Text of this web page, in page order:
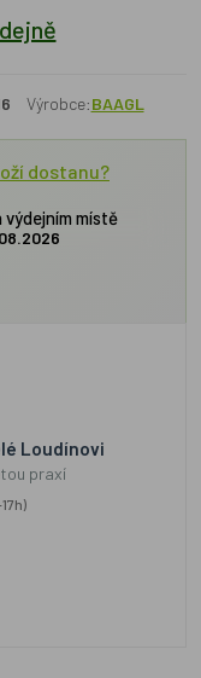
Výrobce:BAAGL
dostanu?
výdejním místě
Loudínovi
praxí